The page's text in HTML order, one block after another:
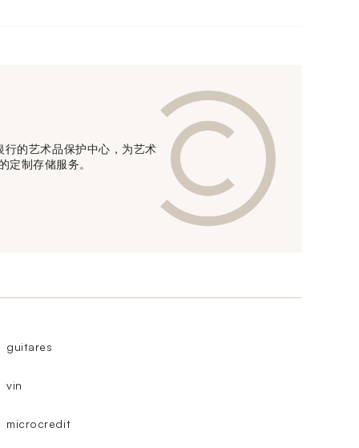
的艺术品保护中心，为艺术
定制存储服务。
guitares
vin
microcredit